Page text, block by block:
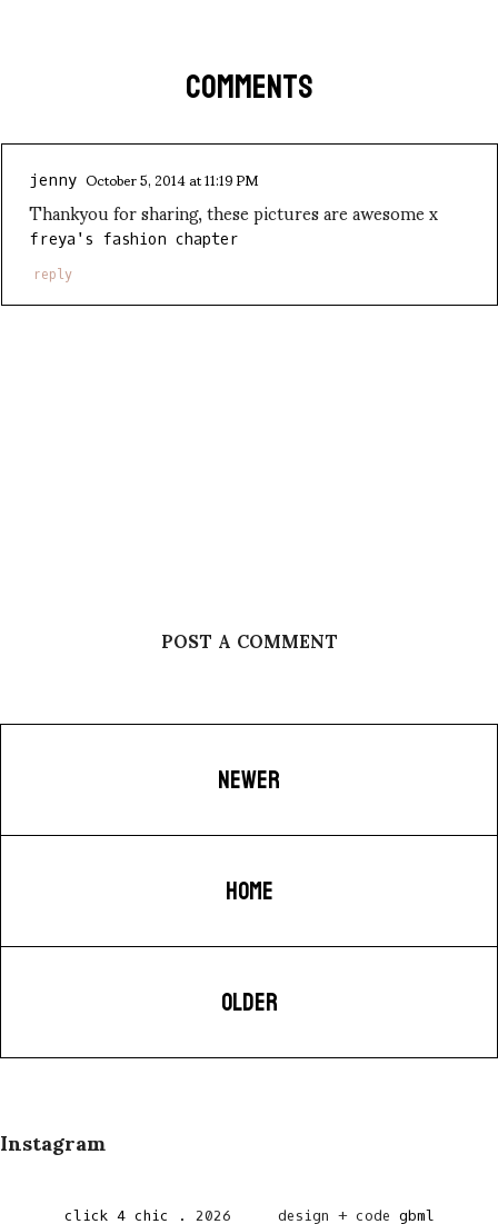
COMMENTS
jenny October 5, 2014 at 11:19 PM
Thankyou for sharing, these pictures are awesome x
freya's fashion chapter
reply
POST A COMMENT
NEWER
HOME
OLDER
Instagram
click 4 chic . 2026 design + code gbml